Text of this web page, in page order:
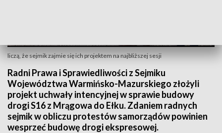
liczą, że sejmik zajmie się ich projektem na najbliższej sesji
Radni Prawa i Sprawiedliwości z Sejmiku
Województwa Warmińsko-Mazurskiego złożyli
projekt uchwały intencyjnej w sprawie budowy
drogi S16 z Mrągowa do Ełku. Zdaniem radnych
sejmik w obliczu protestów samorządów powinien
wesprzeć budowę drogi ekspresowej.